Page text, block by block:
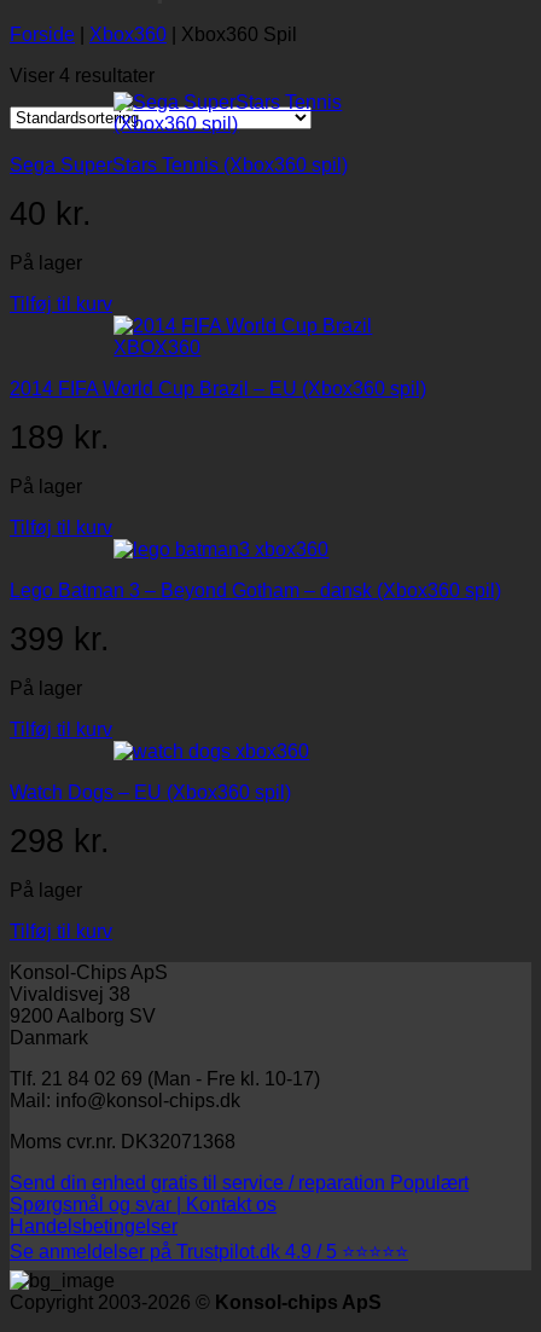
Forside Xbox360
Xbox360 Spil
Viser 4 resultater
Sega SuperStars Tennis (Xbox360 spil)
40 kr.
På lager
Tilføj til kurv
2014 FIFA World Cup Brazil – EU (Xbox360 spil)
189 kr.
På lager
Tilføj til kurv
Lego Batman 3 – Beyond Gotham – dansk (Xbox360 spil)
399 kr.
På lager
Tilføj til kurv
Watch Dogs – EU (Xbox360 spil)
298 kr.
På lager
Tilføj til kurv
Konsol-Chips ApS
Vivaldisvej 38
9200 Aalborg SV
Danmark
Tlf. 21 84 02 69 (Man - Fre kl. 10-17)
Mail: info@konsol-chips.dk
Moms cvr.nr. DK32071368
Send din enhed gratis til service / reparation
Spørgsmål og svar | Kontakt os
Handelsbetingelser
Se anmeldelser på Trustpilot.dk 4.9 / 5 ⭐⭐⭐⭐⭐
Copyright 2003-2026 © Konsol-chips ApS